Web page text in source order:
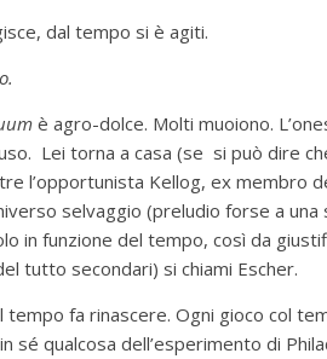
dal tempo si è agiti.
è agro-dolce. Molti muoiono.
Lei torna a casa (se si può dire
l’opportunista Kellog, ex membro
selvaggio (preludio forse a una
in funzione del tempo, così da
tutto secondari) si chiami Escher.
tempo fa rinascere. Ogni gioco col
sé qualcosa dell’esperimento di